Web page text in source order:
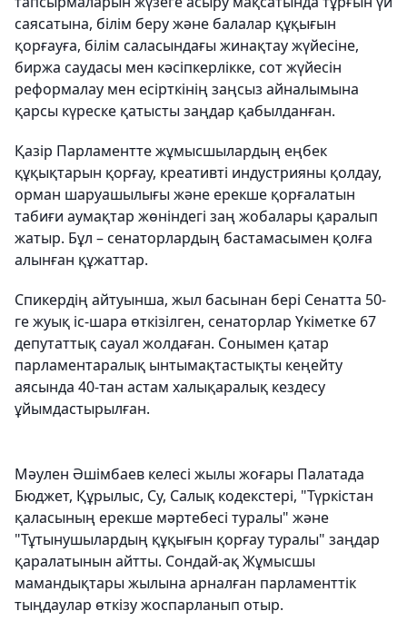
саясатына, білім беру және балалар құқығын
қорғауға, білім саласындағы жинақтау жүйесіне,
биржа саудасы мен кәсіпкерлікке, сот жүйесін
реформалау мен есірткінің заңсыз айналымына
қарсы күреске қатысты заңдар қабылданған.
Қазір Парламентте жұмысшылардың еңбек
құқықтарын қорғау, креативті индустрияны қолдау,
орман шаруашылығы және ерекше қорғалатын
табиғи аумақтар жөніндегі заң жобалары қаралып
жатыр. Бұл – сенаторлардың бастамасымен қолға
алынған құжаттар.
Спикердің айтуынша, жыл басынан бері Сенатта 50-
ге жуық іс-шара өткізілген, сенаторлар Үкіметке 67
депутаттық сауал жолдаған. Сонымен қатар
парламентаралық ынтымақтастықты кеңейту
аясында 40-тан астам халықаралық кездесу
ұйымдастырылған.
Мәулен Әшімбаев келесі жылы жоғары Палатада
Бюджет, Құрылыс, Су, Салық кодекстері, "Түркістан
қаласының ерекше мәртебесі туралы" және
"Тұтынушылардың құқығын қорғау туралы" заңдар
қаралатынын айтты. Сондай-ақ Жұмысшы
мамандықтары жылына арналған парламенттік
тыңдаулар өткізу жоспарланып отыр.